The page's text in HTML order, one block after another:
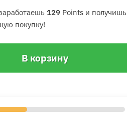
129Points и получишь
покупку!
В корзину